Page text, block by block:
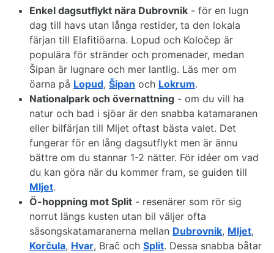
Enkel dagsutflykt nära Dubrovnik - för en lugn
dag till havs utan långa restider, ta den lokala
färjan till Elafitiöarna. Lopud och Koločep är
populära för stränder och promenader, medan
Šipan är lugnare och mer lantlig. Läs mer om
öarna på Lopud, Šipan och Lokrum.
Nationalpark och övernattning - om du vill ha
natur och bad i sjöar är den snabba katamaranen
eller bilfärjan till Mljet oftast bästa valet. Det
fungerar för en lång dagsutflykt men är ännu
bättre om du stannar 1-2 nätter. För idéer om vad
du kan göra när du kommer fram, se guiden till
Mljet.
Ö-hoppning mot Split - resenärer som rör sig
norrut längs kusten utan bil väljer ofta
säsongskatamaranerna mellan Dubrovnik, Mljet,
Korčula, Hvar, Brač och Split. Dessa snabba båtar